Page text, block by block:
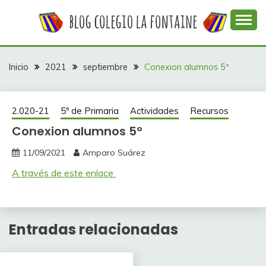
COLEGIO LA
FONTAINE
colegio La Fontaine
Inicio 2021 septiembre Conexion alumnos 5º
2.020-21 5º de Primaria Actividades Recursos
Conexion alumnos 5º
11/09/2021 Amparo Suárez
A través de este enlace
Entradas relacionadas